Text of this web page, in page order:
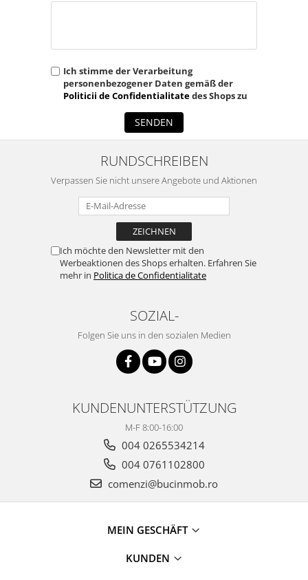
Ich stimme der Verarbeitung
personenbezogener Daten gemäß der
Politicii de Confidentialitatedes Shops zu
SENDEN
RUNDSCHREIBEN
Verpassen Sie nicht unsere Angebote und Aktionen
Ich möchte den Newsletter mit den
Werbeaktionen des Shops erhalten. Erfahren Sie
mehr in Politica de Confidentialitate
SOZIAL-
Folgen Sie uns in den sozialen Medien
KUNDENUNTERSTÜTZUNG
M-F 8:00-16:00
004 0265534214
004 0761102800
comenzi@bucinmob.ro
MEIN GESCHÄFT
KUNDEN